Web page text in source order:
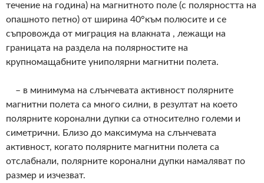
течение на година) на магнитното поле (с полярността на
опашното петно) от ширина 40°към полюсите и се
съпровожда от миграция на влакната , лежащи на
границата на раздела на полярностите на
крупномащабните униполярни магнитни полета.
– в минимума на слънчевата активност полярните
магнитни полета са много силни, в резултат на което
полярните коронални дупки са относително големи и
симетрични. Близо до максимума на слънчевата
активност, когато полярните магнитни полета са
отслабнали, полярните коронални дупки намаляват по
размер и изчезват.